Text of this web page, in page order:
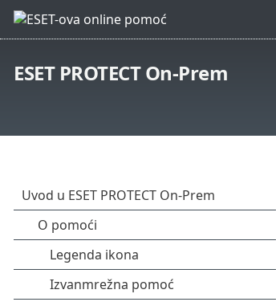
ESET PROTECT On-Prem